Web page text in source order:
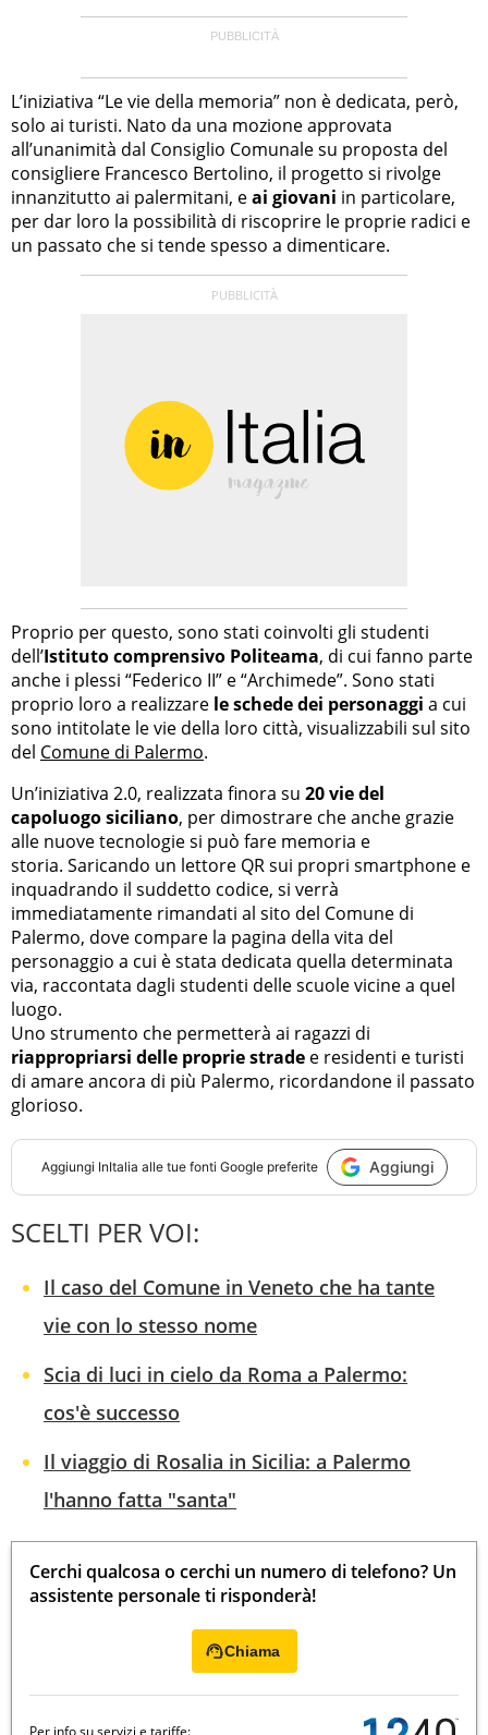
L’iniziativa “Le vie della memoria” non è dedicata, però,
solo ai turisti. Nato da una mozione approvata
all’unanimità dal Consiglio Comunale su proposta del
consigliere Francesco Bertolino, il progetto si rivolge
innanzitutto ai palermitani, eai giovani in particolare,
per dar loro la possibilità di riscoprire le proprie radici e
un passato che si tende spesso a dimenticare.
Proprio per questo, sono stati coinvolti gli studenti
dell’Istituto comprensivo Politeama, di cui fanno parte
anche i plessi “Federico II” e “Archimede”. Sono stati
proprio loro a realizzare le schede dei personaggi a cui
sono intitolate le vie della loro città, visualizzabili sul sito
del Comune di Palermo.
Un’iniziativa 2.0, realizzata finora su 20 vie del
capoluogo siciliano, per dimostrare che anche grazie
alle nuove tecnologie si può fare memoria e
storia. Saricando un lettore QR sui propri smartphone e
inquadrando il suddetto codice, si verrà
immediatamente rimandati al sito del Comune di
Palermo, dove compare la pagina della vita del
personaggio a cui è stata dedicata quella determinata
via, raccontata dagli studenti delle scuole vicine a quel
luogo.
Uno strumento che permetterà ai ragazzi di
riappropriarsi delle proprie strade e residenti e turisti
di amare ancora di più Palermo, ricordandone il passato
glorioso.
Aggiungi InItalia alle tue fonti Google preferite Aggiungi
SCELTI PER VOI:
Il caso del Comune in Veneto che ha tante
vie con lo stesso nome
Scia di luci in cielo da Roma a Palermo:
cos'è successo
Il viaggio di Rosalia in Sicilia: a Palermo
l'hanno fatta "santa"
Cerchi qualcosa o cerchi un numero di telefono? Un
assistente personale ti risponderà!
Chiama
Per info su servizi e tariffe: